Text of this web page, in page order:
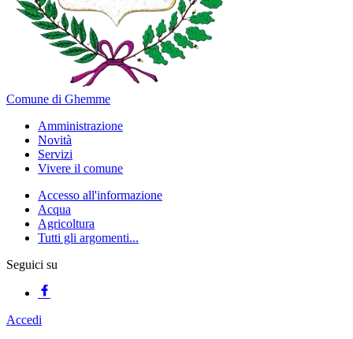
Comune di Ghemme
Amministrazione
Novità
Servizi
Vivere il comune
Accesso all'informazione
Acqua
Agricoltura
Tutti gli argomenti...
Seguici su
Accedi